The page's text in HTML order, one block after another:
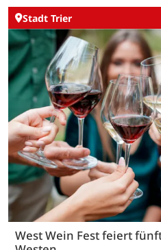
Stadt Trier
West Wein Fest feiert